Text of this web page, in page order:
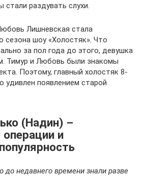
стали раздувать слухи.
Лишневская стала
сезона шоу «Холостяк». Что
за пол года до этого, девушка
Тимур и Любовь были знакомы
Поэтому, главный холостяк 8-
удивлен появлением старой
(Надин) –
операции и
недавнего времени знали разве